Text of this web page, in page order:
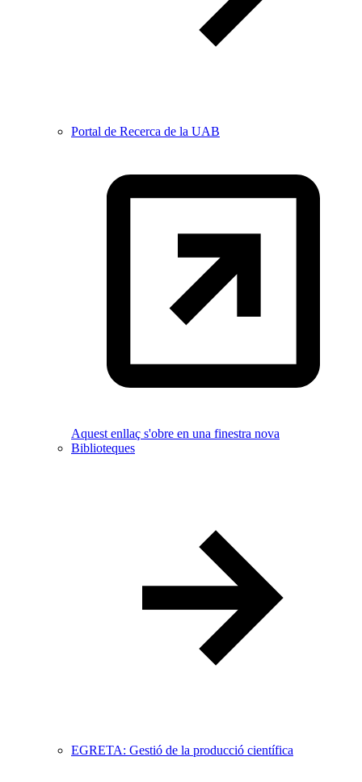
Portal de Recerca de la UAB
Aquest enllaç s'obre en una finestra nova
Biblioteques
EGRETA: Gestió de la producció científica